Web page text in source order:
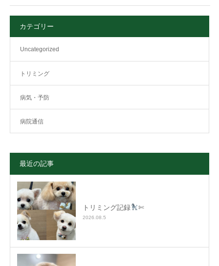
カテゴリー
Uncategorized
トリミング
病気・予防
病院通信
最近の記事
トリミング記録 ✄
2026.08.5